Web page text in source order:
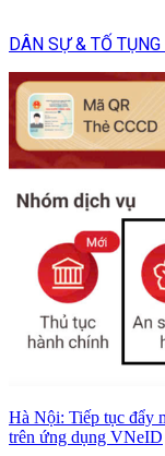
DÂN SỰ & TỐ
Hà Nội: Tiếp tục đẩy
trên ứng dụng VNeID